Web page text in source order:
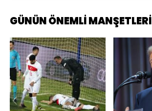
GÜNÜN ÖNEMLİ MANŞETLERİ